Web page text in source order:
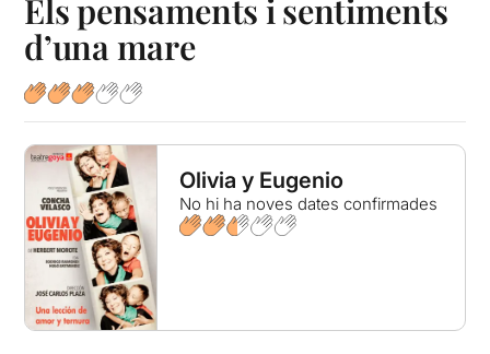
Els pensaments i sentiments
d’una mare
Olivia y Eugenio
No hi ha noves dates confirmades